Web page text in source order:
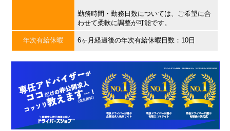
勤務時間・勤務日数については、ご希望に合
わせて柔軟に調整が可能です。
年次有給休暇 6ヶ月経過後の年次有給休暇日数：10日